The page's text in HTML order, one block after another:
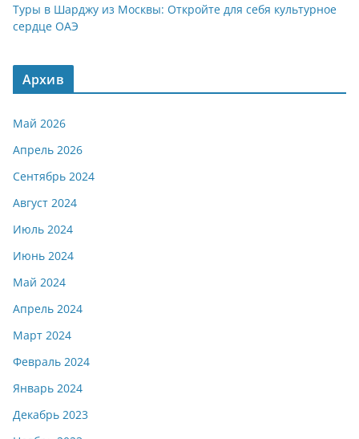
Туры в Шарджу из Москвы: Откройте для себя культурное
сердце ОАЭ
Архив
Май 2026
Апрель 2026
Сентябрь 2024
Август 2024
Июль 2024
Июнь 2024
Май 2024
Апрель 2024
Март 2024
Февраль 2024
Январь 2024
Декабрь 2023